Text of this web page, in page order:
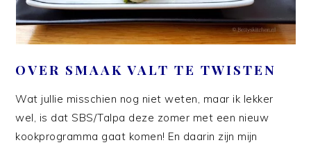
OVER SMAAK VALT TE TWISTEN
Wat jullie misschien nog niet weten, maar ik lekker
wel, is dat SBS/Talpa deze zomer met een nieuw
kookprogramma gaat komen! En daarin zijn mijn